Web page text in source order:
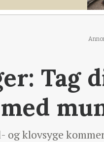
Tag
og klovsyge